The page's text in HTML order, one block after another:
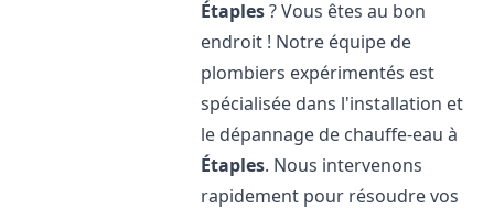
Étaples? Vous êtes au bon
endroit ! Notre équipe de
plombiers expérimentés est
spécialisée dans l'installation et
le dépannage de chauffe-eau à
Étaples. Nous intervenons
rapidement pour résoudre vos